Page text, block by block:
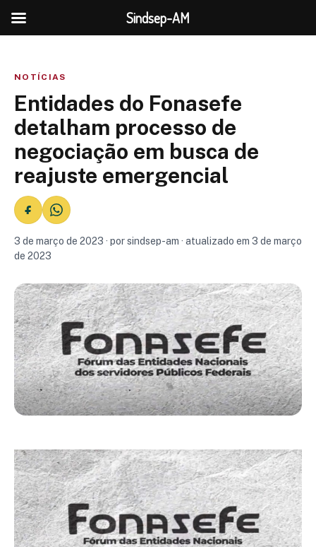
NOTÍCIAS
Entidades do Fonasefe
detalham processo de
negociação em busca de
reajuste emergencial
3 de março de 2023 · por sindsep-am · atualizado em 3 de março
de 2023
Sindsep-AM